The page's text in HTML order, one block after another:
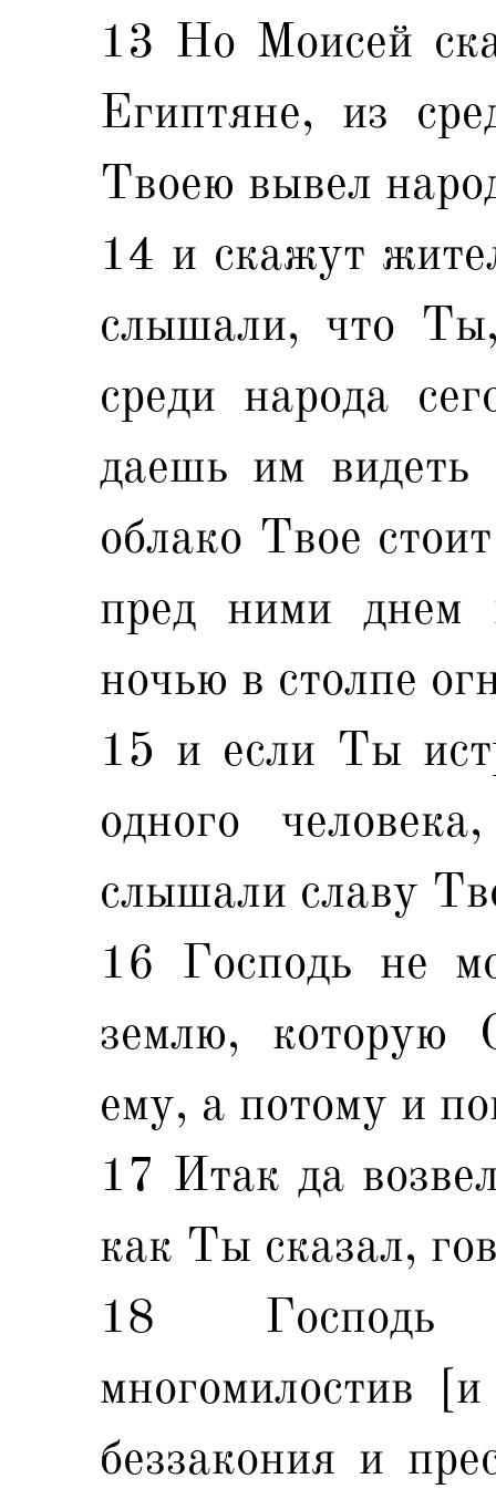
13 Но Моисей
Египтяне, из
Твоею вывел
14 и скажут
слышали, что
среди народа
даешь им
облако Твое
пред ними днем
ночью в столпе
15 и если Ты
одного
слышали славу
16 Господь не
землю, которую
ему, а потому и
17 Итак да
как Ты сказал,
18 Господь
многомилостив
беззакония и